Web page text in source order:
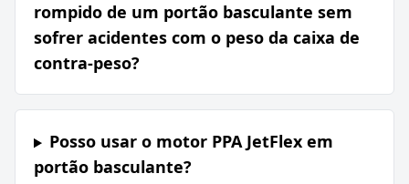
rompido de um portão basculante sem
sofrer acidentes com o peso da caixa de
contra-peso?
Posso usar o motor PPA JetFlex em
portão basculante?